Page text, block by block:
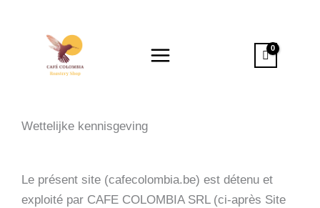
Wettelijke kennisgeving
Le présent site (cafecolombia.be) est détenu et
exploité par CAFE COLOMBIA SRL (ci-après Site